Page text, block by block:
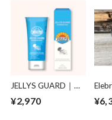
様）
JELLYS GUARD｜ジ
ラゲ除けクリーム
¥2,970
Elebrou